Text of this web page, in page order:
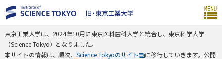
東京工業大学は、2024年10月に東京医科歯科大学と統合し、東京科学大学
（Science Tokyo）となりました。
本サイトの情報は、順次、 Science Tokyoのサイト
に移行していきます。公開